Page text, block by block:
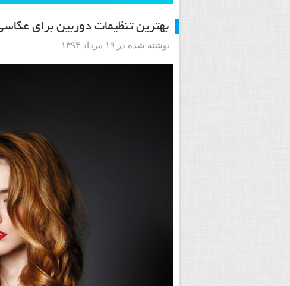
بهترین تنظیمات دوربین برای
نوشته شده در ۱۹ مرداد ۱۳۹۴